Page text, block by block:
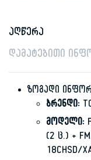
აღწერა
დამატებითი
ზოგადი
ბრენდი:
მოდელი:
(2 ც.) +
18CHSD/